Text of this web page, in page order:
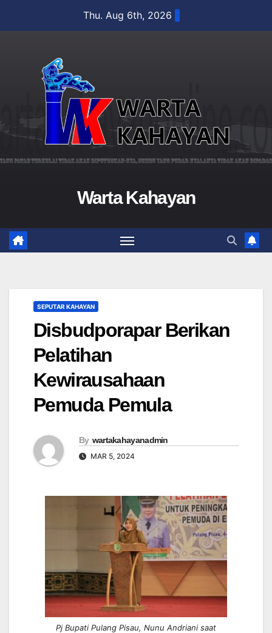
Thu. Aug 6th, 2026
Warta Kahayan
SEPUTAR KAHAYAN
Disbudporapar Berikan
Pelatihan
Kewirausahaan
Pemuda Pemula
By wartakahayanadmin
MAR 5, 2024
Pj Bupati Pulang Pisau, Nunu Andriani saat